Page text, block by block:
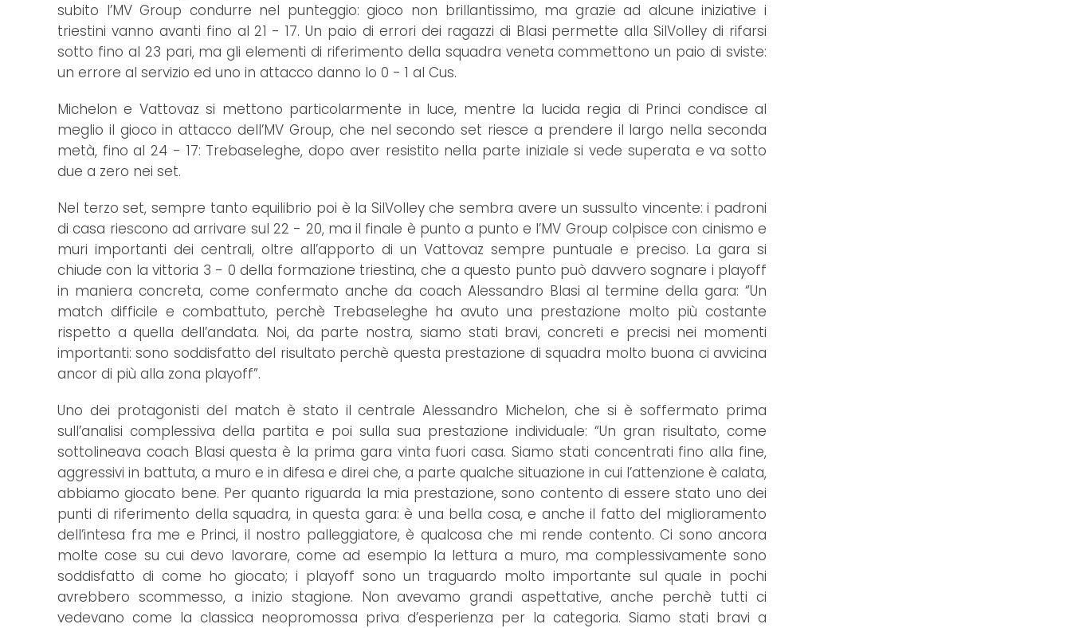
subito l’MV Group condurre nel punteggio: gioco non brillantissimo, ma grazie ad alcune iniziative i
triestini vanno avanti fino al 21 - 17. Un paio di errori dei ragazzi di Blasi permette alla SilVolley di rifarsi
sotto fino al 23 pari, ma gli elementi di riferimento della squadra veneta commettono un paio di sviste:
un errore al servizio ed uno in attacco danno lo 0 - 1 al Cus.
Michelon e Vattovaz si mettono particolarmente in luce, mentre la lucida regia di Princi condisce al
meglio il gioco in attacco dell’MV Group, che nel secondo set riesce a prendere il largo nella seconda
metà, fino al 24 - 17: Trebaseleghe, dopo aver resistito nella parte iniziale si vede superata e va sotto
due a zero nei set.
Nel terzo set, sempre tanto equilibrio poi è la SilVolley che sembra avere un sussulto vincente: i padroni
di casa riescono ad arrivare sul 22 - 20, ma il finale è punto a punto e l’MV Group colpisce con cinismo e
muri importanti dei centrali, oltre all’apporto di un Vattovaz sempre puntuale e preciso. La gara si
chiude con la vittoria 3 - 0 della formazione triestina, che a questo punto può davvero sognare i playoff
in maniera concreta, come confermato anche da coach Alessandro Blasi al termine della gara: “Un
match difficile e combattuto, perchè Trebaseleghe ha avuto una prestazione molto più costante
rispetto a quella dell’andata. Noi, da parte nostra, siamo stati bravi, concreti e precisi nei momenti
importanti: sono soddisfatto del risultato perchè questa prestazione di squadra molto buona ci avvicina
ancor di più alla zona playoff”.
Uno dei protagonisti del match è stato il centrale Alessandro Michelon, che si è soffermato prima
sull’analisi complessiva della partita e poi sulla sua prestazione individuale: “Un gran risultato, come
sottolineava coach Blasi questa è la prima gara vinta fuori casa. Siamo stati concentrati fino alla fine,
aggressivi in battuta, a muro e in difesa e direi che, a parte qualche situazione in cui l’attenzione è calata,
abbiamo giocato bene. Per quanto riguarda la mia prestazione, sono contento di essere stato uno dei
punti di riferimento della squadra, in questa gara: è una bella cosa, e anche il fatto del miglioramento
dell’intesa fra me e Princi, il nostro palleggiatore, è qualcosa che mi rende contento. Ci sono ancora
molte cose su cui devo lavorare, come ad esempio la lettura a muro, ma complessivamente sono
soddisfatto di come ho giocato; i playoff sono un traguardo molto importante sul quale in pochi
avrebbero scommesso, a inizio stagione. Non avevamo grandi aspettative, anche perchè tutti ci
vedevano come la classica neopromossa priva d’esperienza per la categoria. Siamo stati bravi a